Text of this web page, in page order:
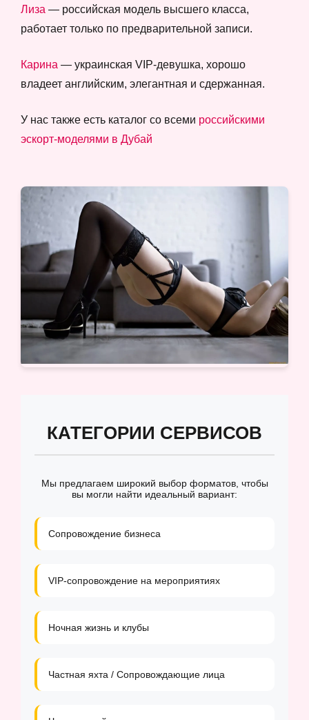
Лиза — российская модель высшего класса,
работает только по предварительной записи.
Карина — украинская VIP-девушка, хорошо
владеет английским, элегантная и сдержанная.
У нас также есть каталог со всеми российскими
эскорт-моделями в Дубай
КАТЕГОРИИ СЕРВИСОВ
Мы предлагаем широкий выбор форматов, чтобы
вы могли найти идеальный вариант:
Сопровождение бизнеса
VIP-сопровождение на мероприятиях
Ночная жизнь и клубы
Частная яхта / Сопровождающие лица